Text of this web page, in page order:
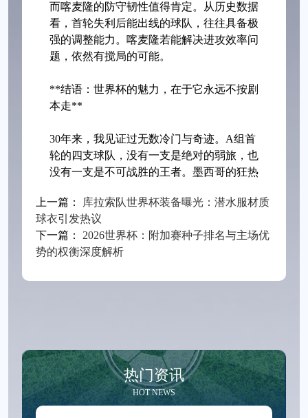
而喀麦隆的防守韧性值得肯定。从历史数据
看，首轮失利后能出线的球队，往往具备极
强的调整能力。喀麦隆若能解决进攻效率问
题，依然有搅局的可能。
**结语：世界杯的魅力，在于它永远不按剧
本走**
30年来，我见证过无数冷门与奇迹。A组首
轮的四支球队，没有一支是绝对的弱旅，也
没有一支是不可战胜的王者。墨西哥的狂热
上一篇：
库拉索队世界杯装备曝光：潜水服材质
球衣引发热议
下一篇：
2026世界杯：附加赛种子排名与主场优
势的权衡深度解析
热门资讯
HOT NEWS